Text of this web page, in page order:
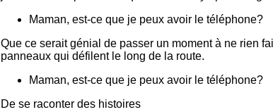
Maman, est-ce que je peux avoir le téléphone?
Que ce serait génial de passer un moment à ne rien
panneaux qui défilent le long de la route.
Maman, est-ce que je peux avoir le téléphone?
De se raconter des histoires